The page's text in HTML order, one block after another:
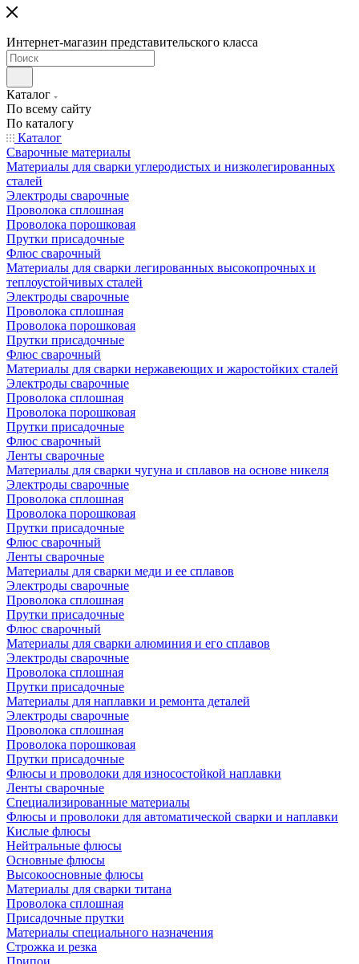
Интернет-магазин представительского класса
Каталог
По всему сайту
По каталогу
Каталог
Сварочные материалы
Материалы для сварки углеродистых и низколегированных
сталей
Электроды сварочные
Проволока сплошная
Проволока порошковая
Прутки присадочные
Флюс сварочный
Материалы для сварки легированных высокопрочных и
теплоустойчивых сталей
Электроды сварочные
Проволока сплошная
Проволока порошковая
Прутки присадочные
Флюс сварочный
Материалы для сварки нержавеющих и жаростойких сталей
Электроды сварочные
Проволока сплошная
Проволока порошковая
Прутки присадочные
Флюс сварочный
Ленты сварочные
Материалы для сварки чугуна и сплавов на основе никеля
Электроды сварочные
Проволока сплошная
Проволока порошковая
Прутки присадочные
Флюс сварочный
Ленты сварочные
Материалы для сварки меди и ее сплавов
Электроды сварочные
Проволока сплошная
Прутки присадочные
Флюс сварочный
Материалы для сварки алюминия и его сплавов
Электроды сварочные
Проволока сплошная
Прутки присадочные
Материалы для наплавки и ремонта деталей
Электроды сварочные
Проволока сплошная
Проволока порошковая
Прутки присадочные
Флюсы и проволоки для износостойкой наплавки
Ленты сварочные
Специализированные материалы
Флюсы и проволоки для автоматической сварки и наплавки
Кислые флюсы
Нейтральные флюсы
Основные флюсы
Высокоосновные флюсы
Материалы для сварки титана
Проволока сплошная
Присадочные прутки
Материалы специального назначения
Строжка и резка
Припои